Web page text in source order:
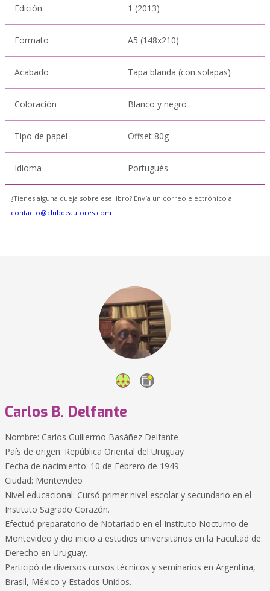
Edición 1 (2013)
Formato A5 (148x210)
Acabado Tapa blanda (con solapas)
Coloración Blanco y negro
Tipo de papel Offset 80g
Idioma Portugués
¿Tienes alguna queja sobre ese libro? Envía un correo electrónico a
contacto@clubdeautores.com
Carlos B. Delfante
Nombre: Carlos Guillermo Basáñez Delfante
País de origen: República Oriental del Uruguay
Fecha de nacimiento: 10 de Febrero de 1949
Ciudad: Montevideo
Nivel educacional: Cursó primer nivel escolar y secundario en el
Instituto Sagrado Corazón.
Efectuó preparatorio de Notariado en el Instituto Nocturno de
Montevideo y dio inicio a estudios universitarios en la Facultad de
Derecho en Uruguay.
Participó de diversos cursos técnicos y seminarios en Argentina,
Brasil, México y Estados Unidos.